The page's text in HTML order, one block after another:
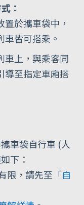
：
於攜車袋中，
皆可搭乘。
車上，與乘客同
導至指定車廂搭
車袋自行車 (人
下：
限，請先至「自